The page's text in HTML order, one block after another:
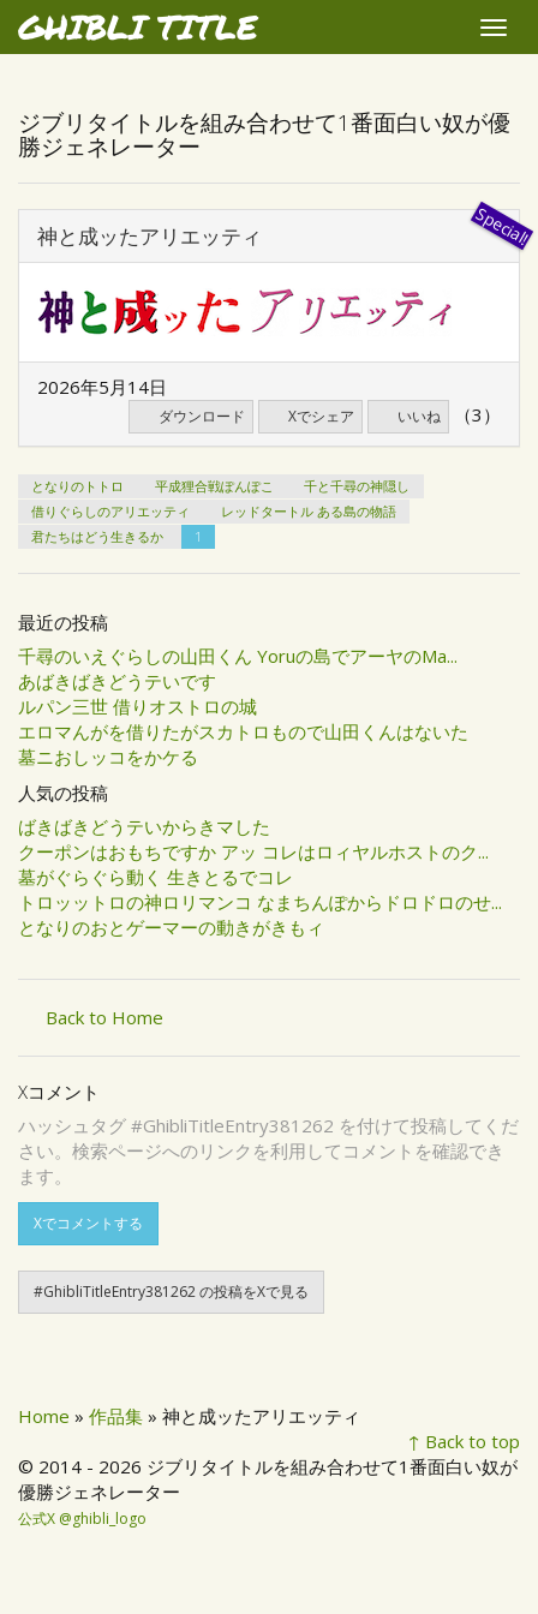
GHIBLI TITLE
Toggle
ジブリタイトルを組み合わせて1番面白い奴が優
勝ジェネレーター
神と成ッたアリエッティ
2026年5月14日
ダウンロード Xでシェア いいね （3）
となりのトトロ 平成狸合戦ぽんぽこ
千と千尋の神隠し
借りぐらしのアリエッティ
レッドタートル ある島の物語
君たちはどう生きるか
1
最近の投稿
千尋のいえぐらしの山田くん Yoruの島でアーヤのMa...
あばきばきどうテいです
ルパン三世 借りオストロの城
エロマんがを借りたがスカトロもので山田くんはないた
墓ニおしッコをかケる
人気の投稿
ばきばきどうテいからきマした
クーポンはおもちですか アッ コレはロィヤルホストのク...
墓がぐらぐら動く 生きとるでコレ
トロッットロの神ロリマンコ なまちんぽからドロドロのせ...
となりのおとゲーマーの動きがきもィ
Back to Home
Xコメント
ハッシュタグ #GhibliTitleEntry381262 を付けて投稿してくだ
さい。検索ページへのリンクを利用してコメントを確認でき
ます。
Xでコメントする
#GhibliTitleEntry381262 の投稿をXで見る
Home » 作品集 » 神と成ッたアリエッティ
↑ Back to top
© 2014 - 2026 ジブリタイトルを組み合わせて1番面白い奴が
優勝ジェネレーター
公式X @ghibli_logo